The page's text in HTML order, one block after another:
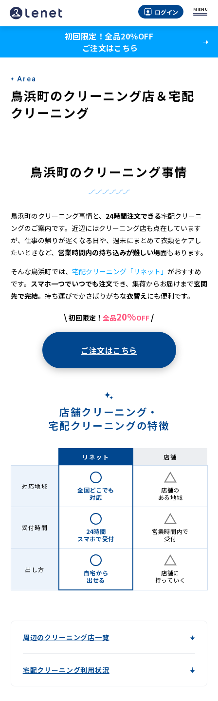
鳥
浜
の
ク
リ
ー
宅
配
ク
リ
ー
ログイン MENU
初回限定！全品20％OFF
ご注文はこちら
Area
鳥浜町のクリーニング店＆宅配
クリーニング
鳥浜町のクリーニング事情
鳥浜町のクリーニング事情と、 24時間注文できる宅配クリーニ
ングのご案内です。近辺にはクリーニング店も点在しています
が、仕事の帰りが遅くなる日や、週末にまとめて衣類をケアし
たいときなど、 営業時間内の持ち込みが難しい場面もあります。
そんな鳥浜町では、 宅配クリーニング「リネット」 がおすすめ
です。 スマホ一つでいつでも注文でき、集荷からお届けまで玄関
先で完結。持ち運びでかさばりがちな衣替えにも便利です。
\ 初回限定！ 全品20%OFF /
ご注文はこちら
店舗クリーニング・
宅配クリーニングの特徴
リネット 店舗
対応地域
全国どこでも
対応
店舗の
ある地域
受付時間
24時間
スマホで受付
営業時間内で
受付
出し方
自宅から
出せる
店舗に
持っていく
周辺のクリーニング店一覧
宅配クリーニング利用状況